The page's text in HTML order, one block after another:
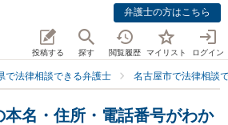
弁護士の方はこちら
投稿する 探す 閲覧履歴 マイリスト ログイン
で法律相談できる弁護士 名古屋市で法律相談
名・住所・電話番号がわか